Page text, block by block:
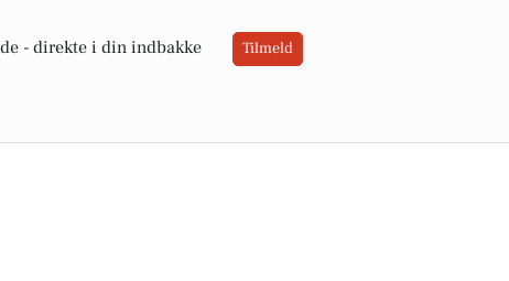
- direkte i din indbakke Tilmeld